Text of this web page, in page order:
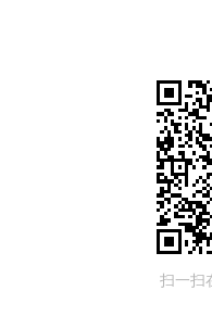
扫一扫